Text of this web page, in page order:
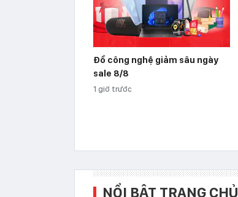
Đồ công nghệ giảm sâu ngày
sale 8/8
1 giờ trước
NỔI BẬT TRANG CHỦ